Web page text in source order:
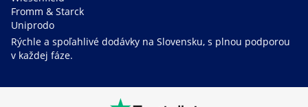
Fromm & Starck
Uniprodo
Rýchle a spoľahlivé dodávky na Slovensku, s plnou podporou
v každej fáze.